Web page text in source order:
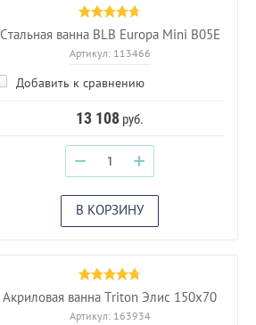
Стальная ванна BLB Europa Mini B05E
Артикул:113466
Добавить к сравнению
13 108 руб.
− +
В КОРЗИНУ
Акриловая ванна Triton Элис 150х70
Артикул:163934